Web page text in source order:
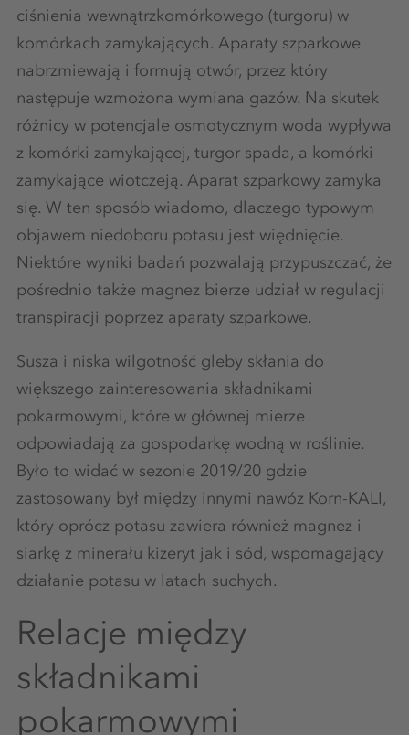
ciśnienia wewnątrzkomórkowego (turgoru) w
komórkach zamykających. Aparaty szparkowe
nabrzmiewają i formują otwór, przez który
następuje wzmożona wymiana gazów. Na skutek
różnicy w potencjale osmotycznym woda wypływa
z komórki zamykającej, turgor spada, a komórki
zamykające wiotczeją. Aparat szparkowy zamyka
się. W ten sposób wiadomo, dlaczego typowym
objawem niedoboru potasu jest więdnięcie.
Niektóre wyniki badań pozwalają przypuszczać, że
pośrednio także magnez bierze udział w regulacji
transpiracji poprzez aparaty szparkowe.
Susza i niska wilgotność gleby skłania do
większego zainteresowania składnikami
pokarmowymi, które w głównej mierze
odpowiadają za gospodarkę wodną w roślinie.
Było to widać w sezonie 2019/20 gdzie
zastosowany był między innymi nawóz Korn-KALI,
który oprócz potasu zawiera również magnez i
siarkę z minerału kizeryt jak i sód, wspomagający
działanie potasu w latach suchych.
Relacje między
składnikami
pokarmowymi